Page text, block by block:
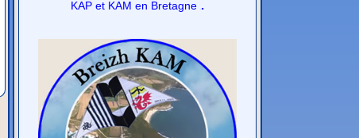
KAP et KAM en Bretagne .